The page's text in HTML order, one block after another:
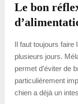
Le bon
Il faut toujours faire
plusieurs jours.
permet d’éviter de
particulièrement
chien a déjà un